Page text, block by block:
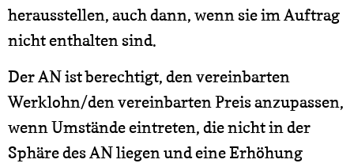
herausstellen, auch dann, wenn sie im Auftrag
nicht enthalten sind.
Der AN ist berechtigt, den vereinbarten
Werklohn/den vereinbarten Preis anzupassen,
wenn Umstände eintreten, die nicht in der
Sphäre des AN liegen und eine Erhöhung